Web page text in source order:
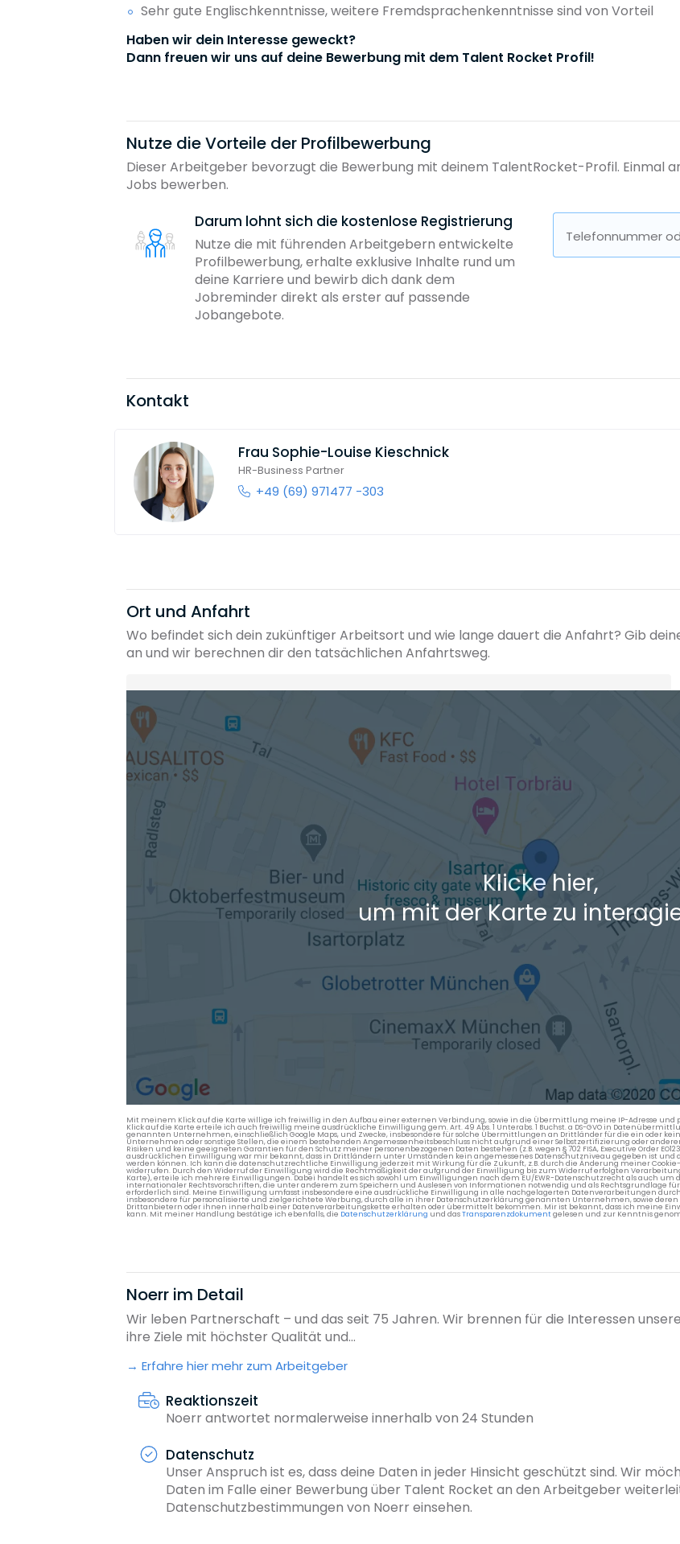
Sehr gute Englischkenntnisse, weitere Fremdsprachenkenntnisse sind von Vorteil
Haben wir dein Interesse geweckt?
Dann freuen wir uns auf deine Bewerbung mit dem Talent Rocket Profil!
Nutze die Vorteile der Profilbewerbung
Dieser Arbeitgeber bevorzugt die Bewerbung mit deinem TalentRocket-Profil. Einmal
Jobs bewerben.
Darum lohnt sich die kostenlose Registrierung
Nutze die mit führenden Arbeitgebern entwickelte
Profilbewerbung, erhalte exklusive Inhalte rund um
deine Karriere und bewirb dich dank dem
Jobreminder direkt als erster auf passende
Jobangebote.
Telefonnummer
Kontakt
Frau Sophie-Louise Kieschnick
HR-Business Partner
+49 (69) 971477 -303
Ort und Anfahrt
Wo befindet sich dein zukünftiger Arbeitsort und wie lange dauert die Anfahrt? Gib
an und wir berechnen dir den tatsächlichen Anfahrtsweg.
Heimatadresse oder Wunschort
Die berechneten Anreisezeiten basieren auf den Verkehrsdaten eines typischen Dienstag morgens um
Klicke hier,
um mit der Karte zu
Mit meinem Klick auf die Karte willige ich freiwillig in den Aufbau einer externen Verbindung, sowie in die Übermittlung meine IP-Adresse und
Klick auf die Karte erteile ich auch freiwillig meine ausdrückliche Einwilligung gem. Art. 49 Abs. 1 Unterabs. 1 Buchst. a DS-GVO in
genannten Unternehmen, einschließlich Google Maps, und Zwecke, insbesondere für solche Übermittlungen an Drittländer für die ein oder kein
Unternehmen oder sonstige Stellen, die einem bestehenden Angemessenheitsbeschluss nicht aufgrund einer Selbstzertifizierung oder
Risiken und keine geeigneten Garantien für den Schutz meiner personenbezogenen Daten bestehen (z.B. wegen § 702 FISA, Executive Order
ausdrücklichen Einwilligung war mir bekannt, dass in Drittländern unter Umständen kein angemessenes Datenschutzniveau gegeben ist
werden können. Ich kann die datenschutzrechtliche Einwilligung jederzeit mit Wirkung für die Zukunft, z.B. durch die Änderung meiner
widerrufen. Durch den Widerruf der Einwilligung wird die Rechtmäßigkeit der aufgrund der Einwilligung bis zum Widerruf erfolgten
Karte), erteile ich mehrere Einwilligungen. Dabei handelt es sich sowohl um Einwilligungen nach dem EU/EWR-Datenschutzrecht als auch um
internationaler Rechtsvorschriften, die unter anderem zum Speichern und Auslesen von Informationen notwendig und als Rechtsgrundlage
erforderlich sind. Meine Einwilligung umfasst insbesondere eine ausdrückliche Einwilligung in alle nachgelagerten Datenverarbeitungen
insbesondere für personalisierte und zielgerichtete Werbung, durch alle in ihrer Datenschutzerklärung genannten Unternehmen, sowie
Drittanbietern oder ihnen innerhalb einer Datenverarbeitungskette erhalten oder übermittelt bekommen. Mir ist bekannt, dass ich meine
kann. Mit meiner Handlung bestätige ich ebenfalls, die Datenschutzerklärung und dasTransparenzdokumentgelesen und zur Kenntnis
Noerr im Detail
Wir leben Partnerschaft – und das seit 75 Jahren. Wir brennen für die Interessen
ihre Ziele mit höchster Qualität und...
Erfahre hier mehr zum Arbeitgeber
Reaktionszeit
Noerr antwortet normalerweise innerhalb von 24 Stunden
Datenschutz
Unser Anspruch ist es, dass deine Daten in jeder Hinsicht geschützt sind. Wir
Daten im Falle einer Bewerbung über Talent Rocket an den Arbeitgeber
Datenschutzbestimmungen von Noerr einsehen.